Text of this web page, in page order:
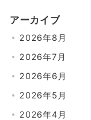
アーカイブ
2026年8月
2026年7月
2026年6月
2026年5月
2026年4月